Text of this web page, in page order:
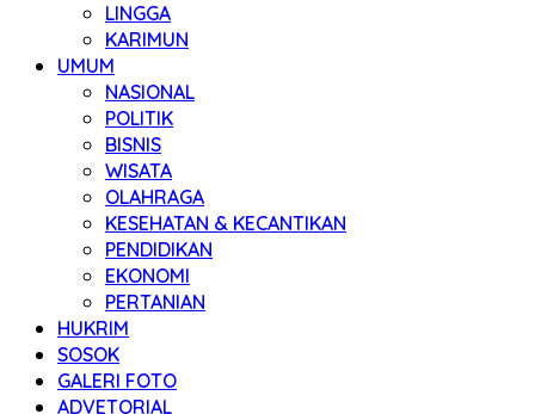
LINGGA
KARIMUN
UMUM
NASIONAL
POLITIK
BISNIS
WISATA
OLAHRAGA
KESEHATAN & KECANTIKAN
PENDIDIKAN
EKONOMI
PERTANIAN
HUKRIM
SOSOK
GALERI FOTO
ADVETORIAL